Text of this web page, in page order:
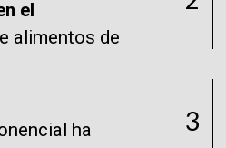
el
alimentos de
ha
3